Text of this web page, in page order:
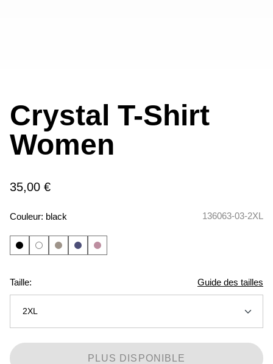
Crystal T-Shirt
Women
35,00 €
Couleur: black 136063-03-2XL
Taille: Guide des tailles
2XL
PLUS DISPONIBLE